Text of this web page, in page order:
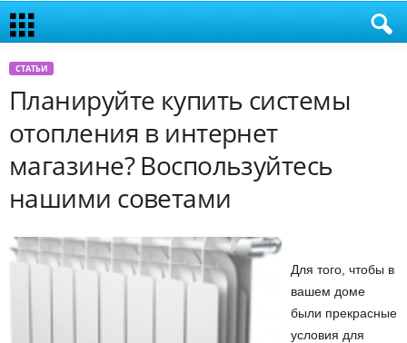
СТАТЬИ
Планируйте купить системы
отопления в интернет
магазине? Воспользуйтесь
нашими советами
Для того, чтобы в
вашем доме
были прекрасные
условия для